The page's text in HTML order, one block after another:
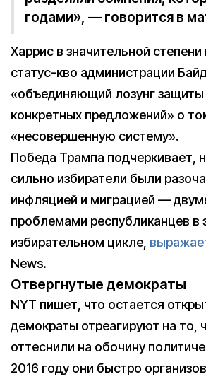
годами», — говорится в
Харрис в значительной
статус-кво администрации
«объединяющий лозунг защиты
конкретных предложений» о
«несовершенную систему».
Победа Трампа подчеркивает,
сильно избиратели были
инфляцией и миграцией —
проблемами республиканцев в
избирательном цикле,
News.
Отвергнутые демократы
NYT пишет, что остается
демократы отреагируют на то,
оттеснили на обочину
2016 году они быстро